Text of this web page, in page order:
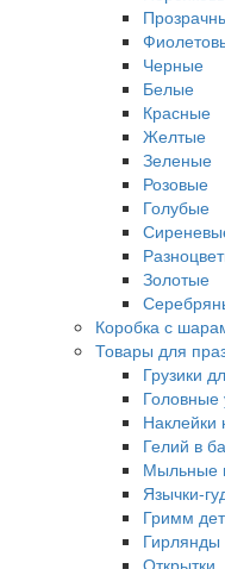
Черные
Белые
Красные
Желтые
Зеленые
Розовые
Голубые
Золотые
Коробка с
Товары для
Грузики
Головные
Наклейки
Гелий в
Мыльные
Язычки-
Гримм
Гирлянды
Открытки